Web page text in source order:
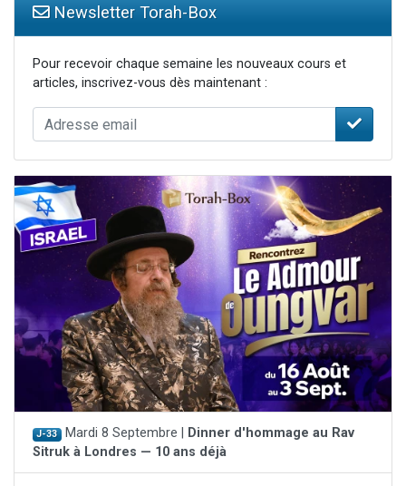
Newsletter Torah-Box
Pour recevoir chaque semaine les nouveaux cours et
articles, inscrivez-vous dès maintenant :
J-33 Mardi 8 Septembre |
Dinner d'hommage au Rav
Sitruk à Londres — 10 ans déjà